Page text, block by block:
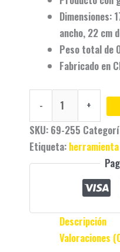
Dimensiones:
ancho, 22 cm
Peso total de
Fabricado en
- +
SKU: 69-255
Etiqueta: herramienta
Descripción
Valoraciones